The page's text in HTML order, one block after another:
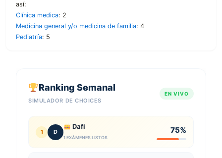
así:
Clínica medica: 2
Medicina general y/o medicina de familia: 4
Pediatría: 5
Ranking Semanal
SIMULADOR DE CHOICES
EN VIVO
1 D
Dafi
1 EXÁMENES LISTOS
75%